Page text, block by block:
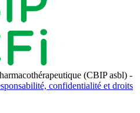
(CBIP asbl) -
confidentialité et droits